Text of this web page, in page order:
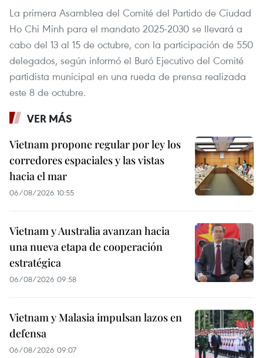
La primera Asamblea del Comité del Partido de Ciudad
Ho Chi Minh para el mandato 2025-2030 se llevará a
cabo del 13 al 15 de octubre, con la participación de 550
delegados, según informó el Buró Ejecutivo del Comité
partidista municipal en una rueda de prensa realizada
este 8 de octubre.
VER MÁS
Vietnam propone regular por ley los
corredores espaciales y las vistas
hacia el mar
06/08/2026 10:55
Vietnam y Australia avanzan hacia
una nueva etapa de cooperación
estratégica
06/08/2026 09:58
Vietnam y Malasia impulsan lazos en
defensa
06/08/2026 09:07